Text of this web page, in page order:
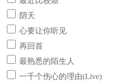
阴天
心要让你听见
再回首
最熟悉的陌生人
一千个伤心的理由(Live)